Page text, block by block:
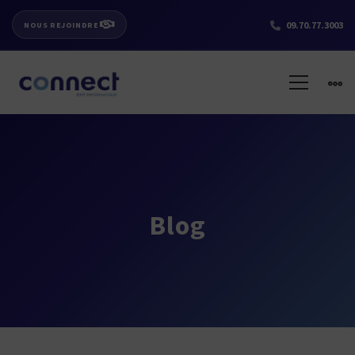
NOUS REJOINDRE 09.70.77.3003
Blog